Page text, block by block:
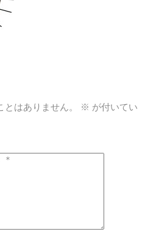
はありません。 ※ が付いてい